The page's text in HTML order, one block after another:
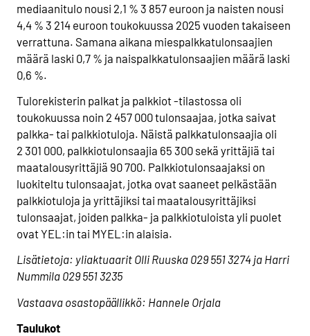
mediaanitulo nousi 2,1 % 3 857 euroon ja naisten nousi
4,4 % 3 214 euroon toukokuussa 2025 vuoden takaiseen
verrattuna. Samana aikana miespalkkatulonsaajien
määrä laski 0,7 % ja naispalkkatulonsaajien määrä laski
0,6 %.
Tulorekisterin palkat ja palkkiot -tilastossa oli
toukokuussa noin 2 457 000 tulonsaajaa, jotka saivat
palkka- tai palkkiotuloja. Näistä palkkatulonsaajia oli
2 301 000, palkkiotulonsaajia 65 300 sekä yrittäjiä tai
maatalousyrittäjiä 90 700. Palkkiotulonsaajaksi on
luokiteltu tulonsaajat, jotka ovat saaneet pelkästään
palkkiotuloja ja yrittäjiksi tai maatalousyrittäjiksi
tulonsaajat, joiden palkka- ja palkkiotuloista yli puolet
ovat YEL:in tai MYEL:in alaisia.
Lisätietoja: yliaktuaarit Olli Ruuska 029 551 3274 ja Harri
Nummila 029 551 3235
Vastaava osastopäällikkö: Hannele Orjala
Taulukot